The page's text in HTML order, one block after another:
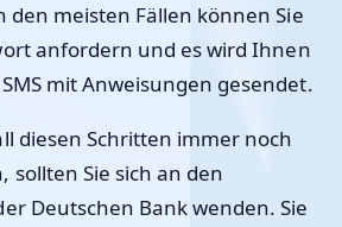
den meisten Fällen können Sie
anfordern und es wird Ihnen
mit Anweisungen gesendet.
diesen Schritten immer noch
sollten Sie sich an den
Deutschen Bank wenden. Sie